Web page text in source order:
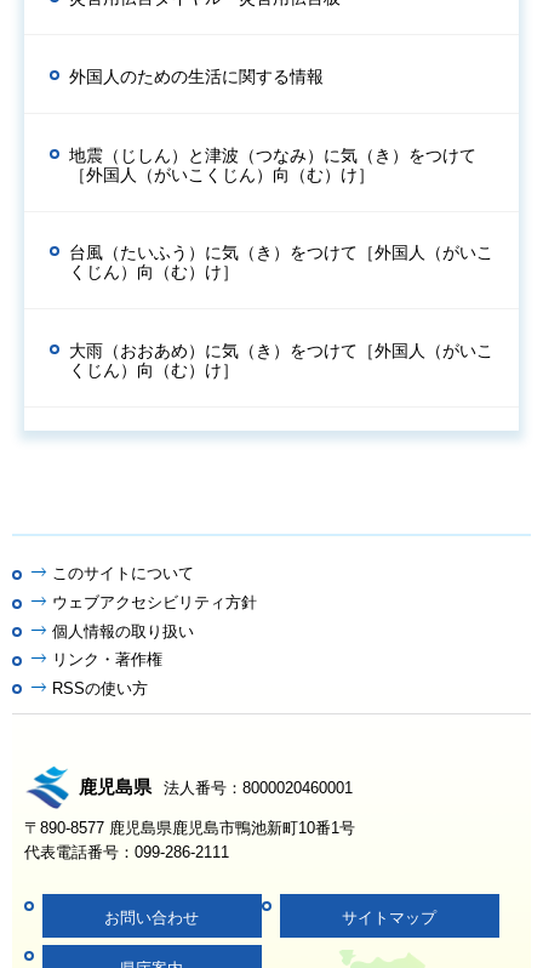
外国人のための生活に関する情報
地震（じしん）と津波（つなみ）に気（き）をつけて
［外国人（がいこくじん）向（む）け］
台風（たいふう）に気（き）をつけて［外国人（がいこ
くじん）向（む）け］
大雨（おおあめ）に気（き）をつけて［外国人（がいこ
くじん）向（む）け］
このサイトについて
ウェブアクセシビリティ方針
個人情報の取り扱い
リンク・著作権
RSSの使い方
鹿児島県 法人番号：8000020460001
〒890-8577 鹿児島県鹿児島市鴨池新町10番1号
代表電話番号：099-286-2111
お問い合わせ サイトマップ